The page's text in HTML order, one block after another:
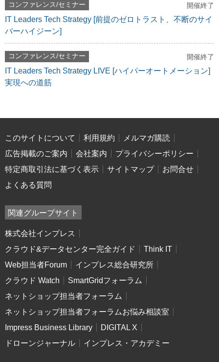
コンファレンス/セミナー 開催終了
IT Leaders Tech Strategy [前提のゼロトラスト、不断のサイ
バーハイジーン]
コンファレンス/セミナー 開催終了
IT Leaders Tech Strategy LIVE [ハイパーオートメーション]
実現への道筋
このサイトについて 利用規約
メルマガ購読
広告掲載のご案内
会社案内
プライバシーポリシー
特定商取引法に基づく表示
サイトマップ
お問合せ
よくある質問
関連グループサイト
株式会社インプレス
クラウド&データセンター完全ガイド
Think IT
Web担当者Forum
インプレス総合研究所
クラウド Watch
SmartGridフォーラム
ネットショップ担当者フォーラム
ネットショップ担当者フォーラムお悩み相談室
Impress Business Library
DIGITAL X
ドローンジャーナル
インプレス・アカデミー